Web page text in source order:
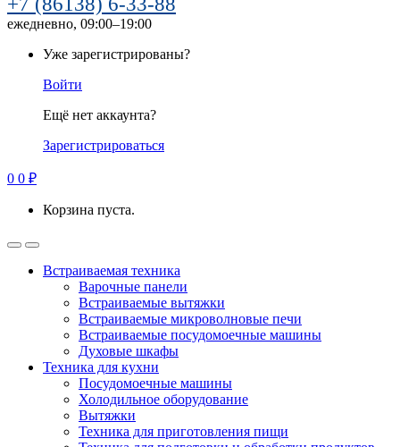
ежедневно, 09:00–19:00
Уже зарегистрированы?
Войти
Ещё нет аккаунта?
Зарегистрироваться
0 0 ₽
Корзина пуста.
Встраиваемая техника
Варочные панели
Встраиваемые вытяжки
Встраиваемые микроволновые печи
Встраиваемые посудомоечные машины
Духовые шкафы
Техника для кухни
Посудомоечные машины
Холодильное оборудование
Вытяжки
Техника для приготовления пищи